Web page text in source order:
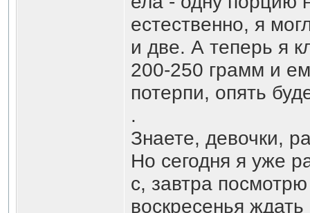
естественно, я
и две. А теперь я
200-250 грамм и
потерпи, опять
.
Знаете, девочки,
Но сегодня я уже
с, завтра
воскресенья ждать